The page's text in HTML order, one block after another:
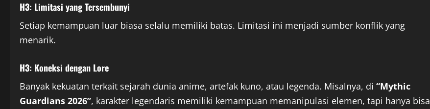
H3: Limitasi yang Tersembunyi
Setiap kemampuan luar biasa selalu memiliki batas. Limitasi ini menjadi sumber konflik yang
menarik.
H3: Koneksi dengan Lore
Banyak kekuatan terkait sejarah dunia anime, artefak kuno, atau legenda. Misalnya, di “Mythic
Guardians 2026”, karakter legendaris memiliki kemampuan memanipulasi elemen, tapi hanya bisa